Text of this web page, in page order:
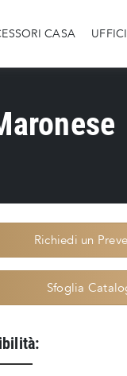
CASA
Richiedi un
Sfoglia